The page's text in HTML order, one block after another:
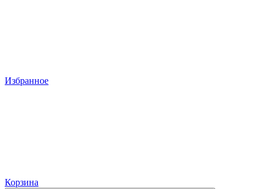
Избранное
Корзина